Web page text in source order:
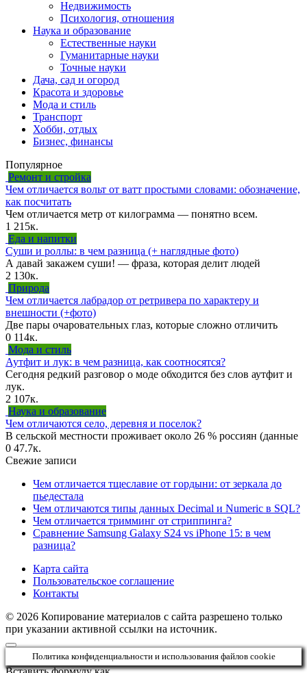
Недвижимость
Психология, отношения
Наука и образование
Естественные науки
Гуманитарные науки
Точные науки
Дача, сад и огород
Красота и здоровье
Мода и стиль
Транспорт
Хобби, отдых
Бизнес, финансы
Популярное
Ремонт и стройка
Чем отличается вольт от ватт простыми словами: обозначение,
как посчитать
Чем отличается метр от килограмма — понятно всем.
1 215к.
Еда и напитки
Суши и роллы: в чем разница (+ наглядные фото)
А давай закажем суши! — фраза, которая делит людей
2 130к.
Природа
Чем отличается лабрадор от ретривера по характеру и
внешности (+фото)
Две пары очаровательных глаз, которые сложно отличить
0 114к.
Мода и стиль
Аутфит и лук: в чем разница, как соотносятся?
Сегодня редкий разговор о моде обходится без слов аутфит и
лук.
2 107к.
Наука и образование
Чем отличаются село, деревня и поселок?
В сельской местности проживает около 26 % россиян (данные
0 47.7к.
Свежие записи
Чем отличается тщеславие от гордыни: от зеркала до
пьедестала
Чем отличаются типы данных Decimal и Numeric в SQL?
Чем отличается тримминг от стриппинга?
Сравнение Samsung Galaxy S24 vs iPhone 15: в чем
разница?
Карта сайта
Пользовательское соглашение
Контакты
© 2026 Копирование материалов с сайта разрешено только
при указании активной ссылки на источник.
Политика конфиденциальности и использования файлов cookie